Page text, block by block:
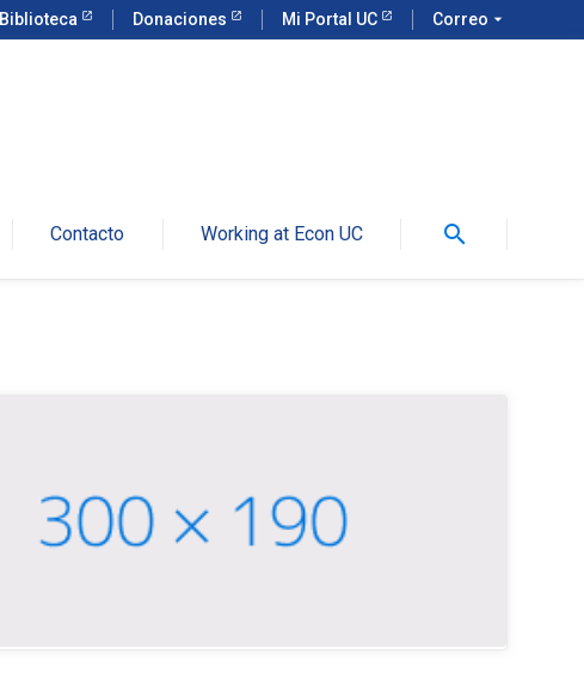
Biblioteca Donaciones Mi Portal UC Correo arrow_drop_down
Contacto Working at Econ UC search